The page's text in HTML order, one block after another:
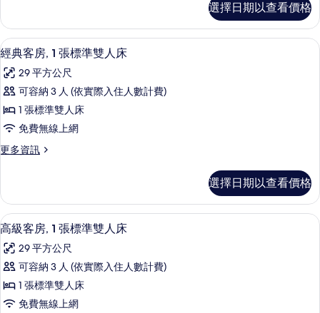
標
準
雙
人
床
的
所
有
客
房,
2
標
準
人
床
詳
選擇日期以查看價格
顯
示
經
典
客
1
標
準
雙
人
床
的
所
經典客房, 1 張標準雙人床 | 高級寢具
7
經典客房, 1 張標準雙人床
29 平方公尺
可容納 3 人 (依實際入住人數計費)
1 張標準雙人床
免費無線上網
更多資訊
更
客
房,
1
標
準
人
床
選擇日期以查看價格
顯
示
高
級
客
高級客房, 1 張標準雙人床 | 高級寢具
6
高級客房, 1 張標準雙人床
29 平方公尺
可容納 3 人 (依實際入住人數計費)
1 張標準雙人床
免費無線上網